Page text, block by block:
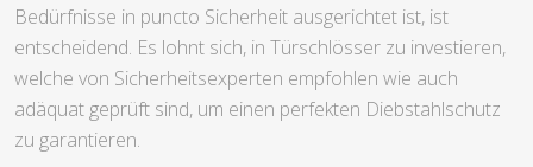
Bedürfnisse in puncto Sicherheit ausgerichtet ist, ist
entscheidend. Es lohnt sich, in Türschlösser zu investieren,
welche von Sicherheitsexperten empfohlen wie auch
adäquat geprüft sind, um einen perfekten Diebstahlschutz
zu garantieren.